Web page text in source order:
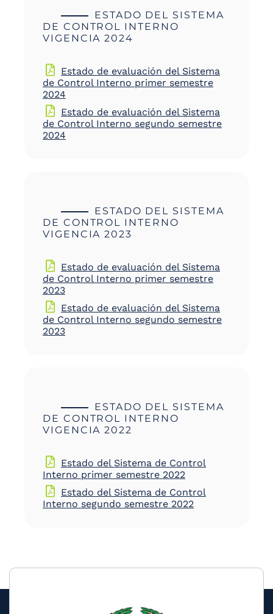
ESTADO DEL SISTEMA
DE CONTROL INTERNO
VIGENCIA 2024
Estado de evaluación del Sistema
de Control Interno primer semestre
2024
Estado de evaluación del Sistema
de Control Interno segundo semestre
2024
ESTADO DEL SISTEMA
DE CONTROL INTERNO
VIGENCIA 2023
Estado de evaluación del Sistema
de Control Interno primer semestre
2023
Estado de evaluación del Sistema
de Control Interno segundo semestre
2023
ESTADO DEL SISTEMA
DE CONTROL INTERNO
VIGENCIA 2022
Estado del Sistema de Control
Interno primer semestre 2022
Estado del Sistema de Control
Interno segundo semestre 2022